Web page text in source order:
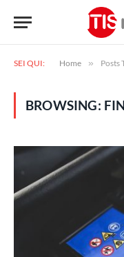
SEI QUI: Home » Posts
BROWSING: